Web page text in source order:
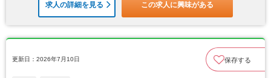
求人の詳細を見る この求人に興味がある
更新日：2026年7月10日 保存する